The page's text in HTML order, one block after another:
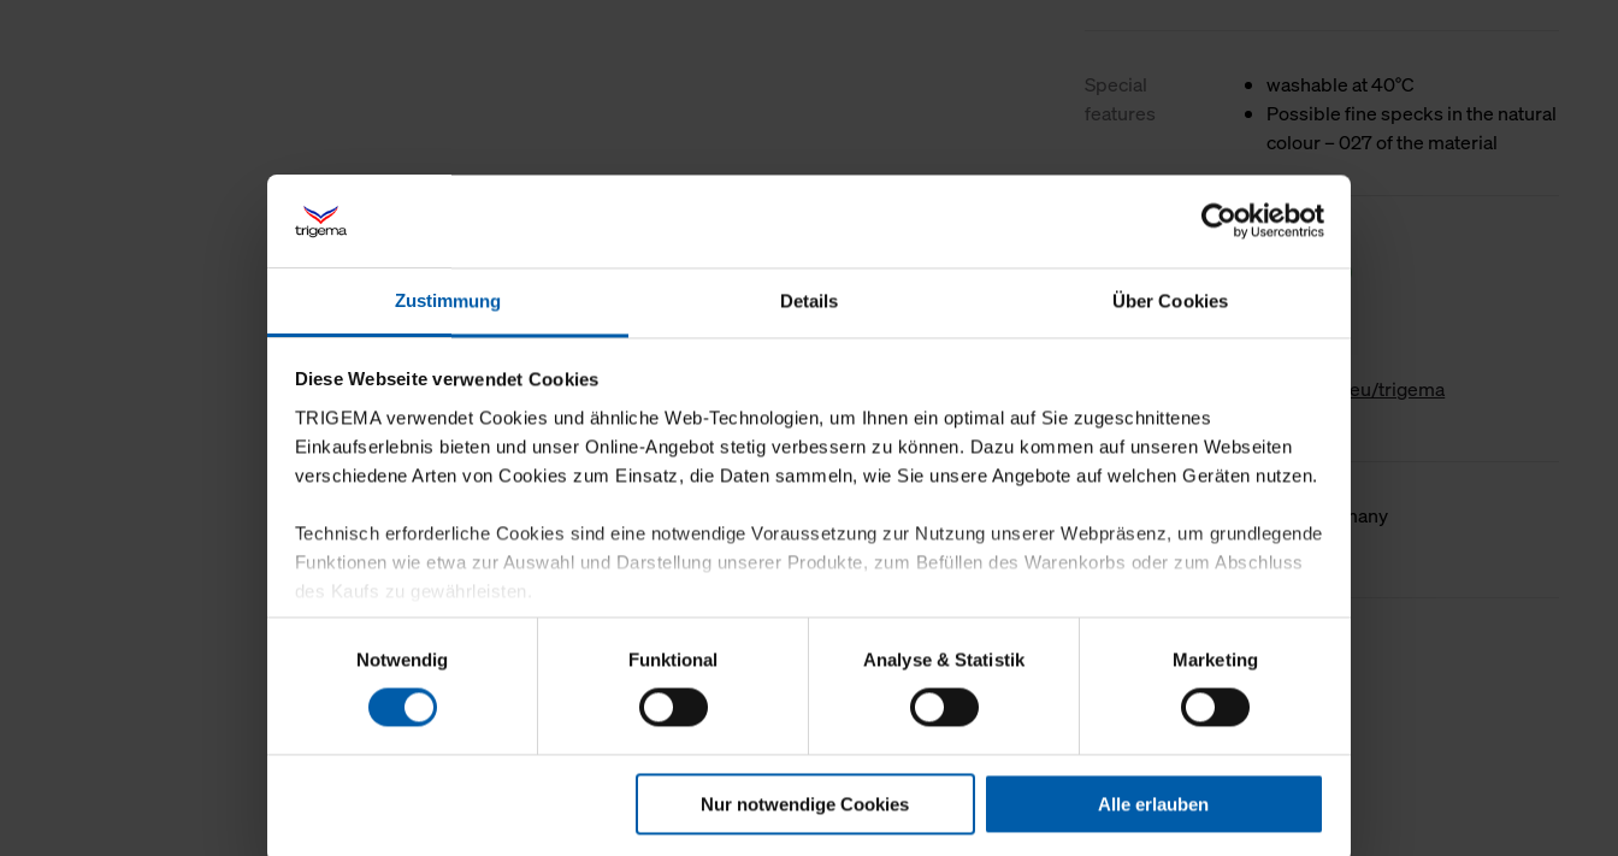
Zustimmung Details Über Cookies
Diese Webseite verwendet Cookies
TRIGEMA verwendet Cookies und ähnliche Web-Technologien, um Ihnen ein optimal auf Sie zugeschnittenes
Einkaufserlebnis bieten und unser Online-Angebot stetig verbessern zu können. Dazu kommen auf unseren Webseiten
verschiedene Arten von Cookies zum Einsatz, die Daten sammeln, wie Sie unsere Angebote auf welchen Geräten nutzen.
Technisch erforderliche Cookies sind eine notwendige Voraussetzung zur Nutzung unserer Webpräsenz, um grundlegende
Funktionen wie etwa zur Auswahl und Darstellung unserer Produkte, zum Befüllen des Warenkorbs oder zum Abschluss
des Kaufs zu gewährleisten.
Für die Darstellung personalisierter Angebote, Anzeigen und Inhalte aufgrund Ihres Nutzerverhaltens und Ihres Profils
sowie für Marketing-, Statistik- und Tracking-Zwecke zur Analyse und Optimierung unserer Webpräsenz speichern wir
personenbezogene Informationen. Diese übermitteln wir in anonymisierter Form an Dritte wie etwa unsere
Klicken Sie auf "Alle erlauben", damit wir alle Cookies und Web-Technologien für Ihr personalisiertes Einkaufserlebnis
verwenden dürfen. Über die jeweiligen Schaltflächen können Sie die Arten der Cookies selbst festlegen, die Sie erlauben
Notwendig
Funktional Analyse & Statistik Marketing
Nur notwendige Cookies Alle erlauben
Special
features
washable at 40°C
Possible fine specks in the natural
colour – 027 of the material
www.gk-info.eu/trigema
origin
Made in Germany
less information